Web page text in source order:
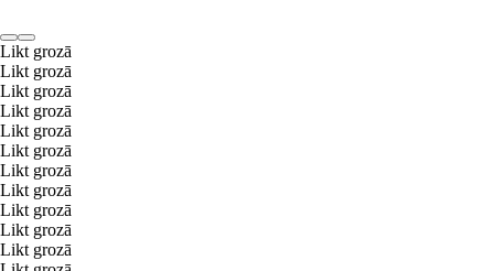
Likt grozā
Likt grozā
Likt grozā
Likt grozā
Likt grozā
Likt grozā
Likt grozā
Likt grozā
Likt grozā
Likt grozā
Likt grozā